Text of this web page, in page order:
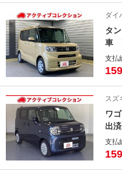
ベ
ダイ
タ
車
ン
害
シ
支払
スズ
ワ
出
動
ー
支払